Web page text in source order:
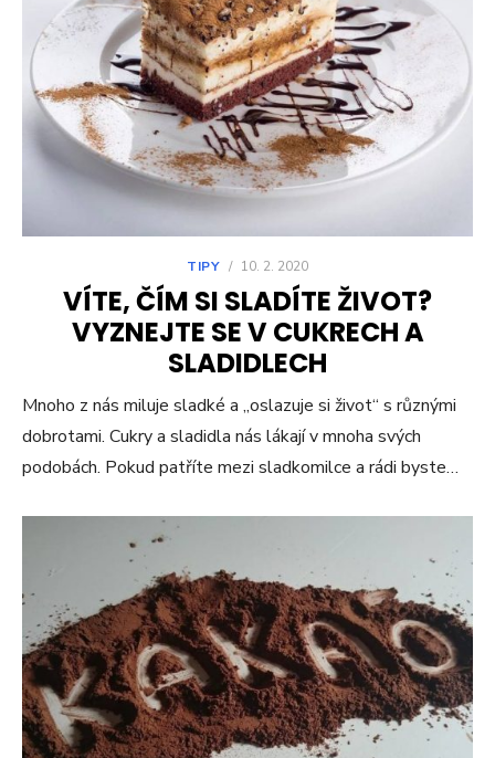
TIPY / 10. 2. 2020
VÍTE, ČÍM SI SLADÍTE ŽIVOT?
VYZNEJTE SE V CUKRECH A
SLADIDLECH
Mnoho z nás miluje sladké a „oslazuje si život“ s různými
dobrotami. Cukry a sladidla nás lákají v mnoha svých
podobách. Pokud patříte mezi sladkomilce a rádi byste…